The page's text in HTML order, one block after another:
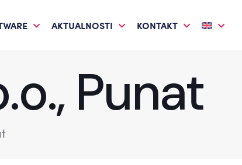
AKTUALNOSTI KONTAKT
Punat